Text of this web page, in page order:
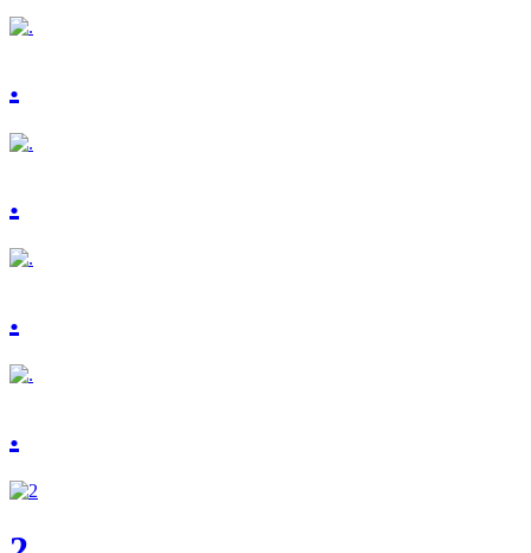
.
.
.
.